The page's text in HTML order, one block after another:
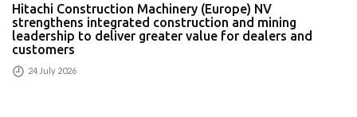
Hitachi Construction Machinery (Europe) NV
strengthens integrated construction and mining
leadership to deliver greater value for dealers and
customers
24 July 2026